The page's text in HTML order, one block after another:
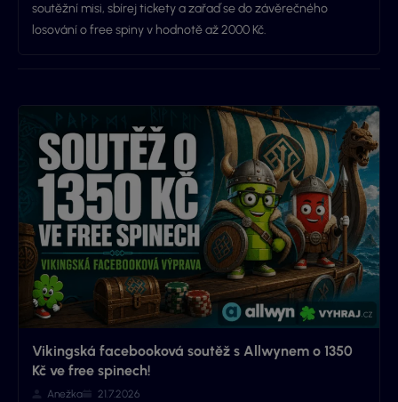
soutěžní misi, sbírej tickety a zařaď se do závěrečného
losování o free spiny v hodnotě až 2000 Kč.
Vikingská facebooková soutěž s Allwynem o 1350
Kč ve free spinech!
Anežka 21.7.2026